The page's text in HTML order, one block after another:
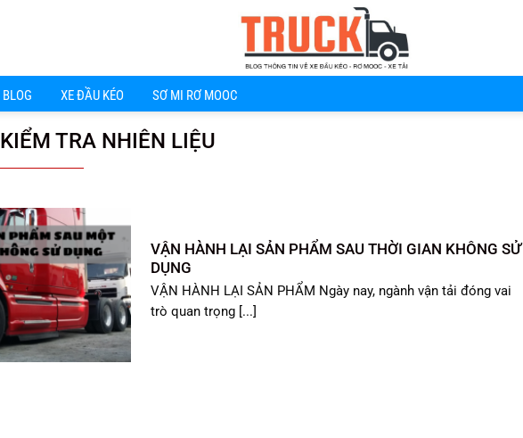
BLOG XE ĐẦU KÉO SƠ MI RƠ MOOC
KIỂM TRA NHIÊN LIỆU
VẬN HÀNH LẠI SẢN PHẨM SAU THỜI GIAN KHÔNG SỬ
DỤNG
VẬN HÀNH LẠI SẢN PHẨM Ngày nay, ngành vận tải đóng vai
trò quan trọng [...]